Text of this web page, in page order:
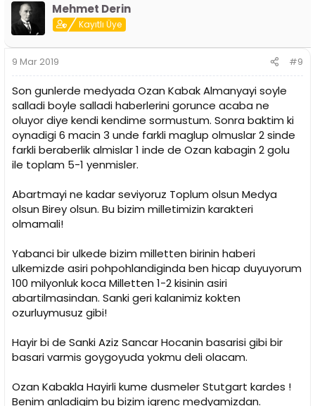
Mehmet Derin
Kayıtlı Üye
9 Mar 2019 #9
Son gunlerde medyada Ozan Kabak Almanyayi soyle
salladi boyle salladi haberlerini gorunce acaba ne
oluyor diye kendi kendime sormustum. Sonra baktim ki
oynadigi 6 macin 3 unde farkli maglup olmuslar 2 sinde
farkli beraberlik almislar 1 inde de Ozan kabagin 2 golu
ile toplam 5-1 yenmisler.
Abartmayi ne kadar seviyoruz Toplum olsun Medya
olsun Birey olsun. Bu bizim milletimizin karakteri
olmamali!
Yabanci bir ulkede bizim milletten birinin haberi
ulkemizde asiri pohpohlandiginda ben hicap duyuyorum
100 milyonluk koca Milletten 1-2 kisinin asiri
abartilmasindan. Sanki geri kalanimiz kokten
ozurluymusuz gibi!
Hayir bi de Sanki Aziz Sancar Hocanin basarisi gibi bir
basari varmis goygoyuda yokmu deli olacam.
Ozan Kabakla Hayirli kume dusmeler Stutgart kardes !
Benim anladigim bu bizim igrenc medyamizdan.